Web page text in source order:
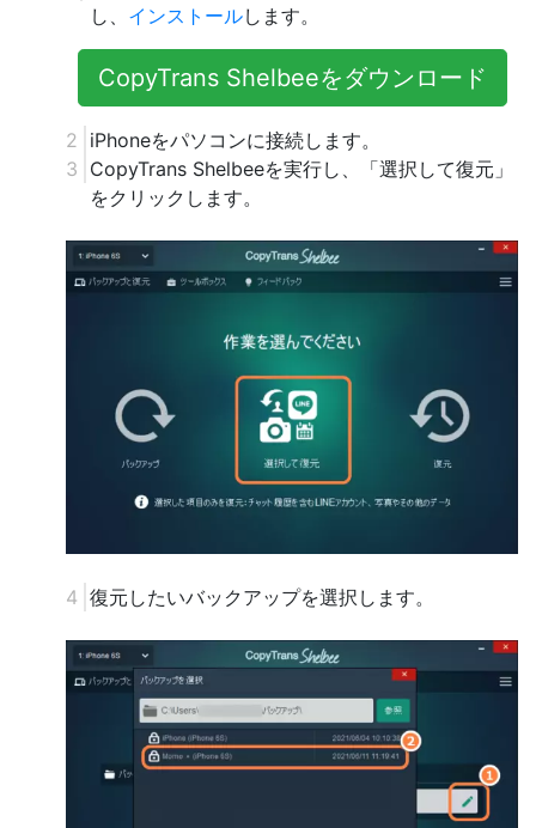
し、 インストールします。
CopyTrans Shelbeeをダウンロード
iPhoneをパソコンに接続します。
CopyTrans Shelbeeを実行し、「選択して復元」
をクリックします。
復元したいバックアップを選択します。